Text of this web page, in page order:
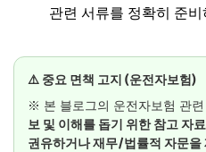
관련 서류를 정확히 준
⚠️ 중요 면책 고지 (운전자보험)
※ 본 블로그의 운전자보험 관
보 및 이해를 돕기 위한 참고 자
권유하거나 재무/법률적 자문을